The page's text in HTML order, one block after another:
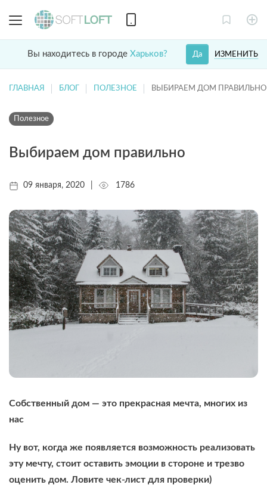
Вы находитесь в городе Харьков? ИЗМЕНИТЬ
Да
ГЛАВНАЯ БЛОГ ПОЛЕЗНОЕ ВЫБИРАЕМ ДОМ ПРАВИЛЬНО
Полезное
Выбираем дом правильно
09 января, 2020 1786
Собственный дом — это прекрасная мечта, многих из
нас
Ну вот, когда же появляется возможность реализовать
эту мечту, стоит оставить эмоции в стороне и трезво
оценить дом. Ловите чек-лист для проверки)